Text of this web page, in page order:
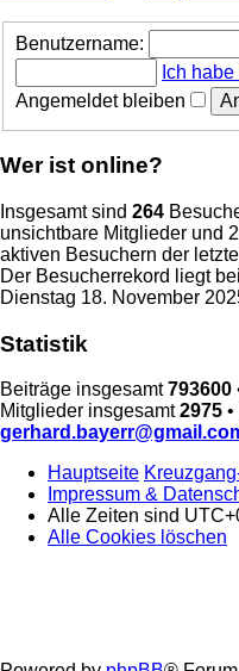
Benutzername:
Ich
Angemeldet bleiben
Wer ist online?
Insgesamt sind 264
unsichtbare Mitglieder und
aktiven Besuchern der
Der Besucherrekord liegt bei
Dienstag 18. November
Statistik
Beiträge insgesamt793600
Mitglieder insgesamt2975
Hauptseite
Impressum &
Alle Zeiten sind
Alle Cookies löschen